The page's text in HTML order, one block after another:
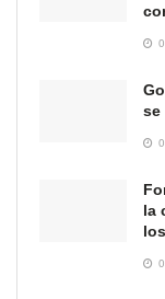
se
la